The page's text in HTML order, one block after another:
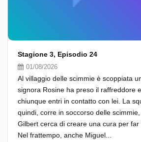
Stagione 3, Episodio 24
01/08/2026
Al villaggio delle scimmie è scoppiata
signora Rosine ha preso il raffreddore
chiunque entri in contatto con lei. La
quindi, corre in soccorso delle
Gilbert cerca di creare una cura per far
Nel frattempo, anche Miguel...